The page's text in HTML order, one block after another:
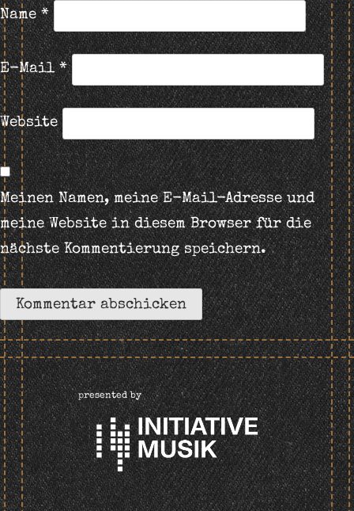
Name*
E-Mail*
Website
Meinen Namen, meine E-Mail-Adresse und
meine Website in diesem Browser für die
nächste Kommentierung speichern.
presented by